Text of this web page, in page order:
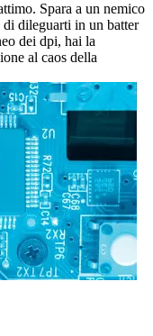
Spara a un nemico
dileguarti in un batter
dei dpi, hai la
al caos della